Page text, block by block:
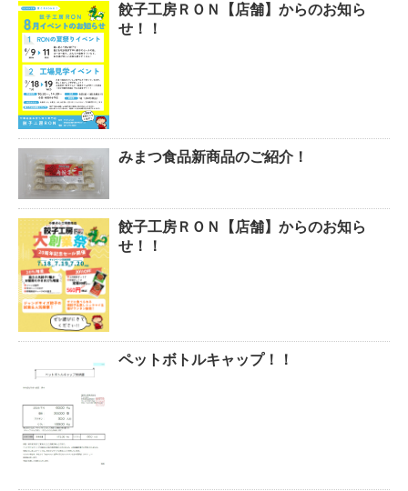
餃子工房ＲＯＮ【店舗】からのお知ら
せ！！
みまつ食品新商品のご紹介！
餃子工房ＲＯＮ【店舗】からのお知ら
せ！！
ペットボトルキャップ！！